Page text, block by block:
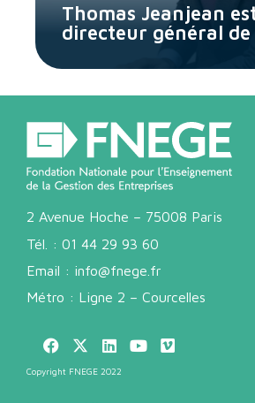
Thomas Jeanjean
directeur général de
2 Avenue Hoche – 75008 Paris
Tél. : 01 44 29 93 60
Email : info@fnege.fr
Métro : Ligne 2 – Courcelles
Copyright FNEGE 2022